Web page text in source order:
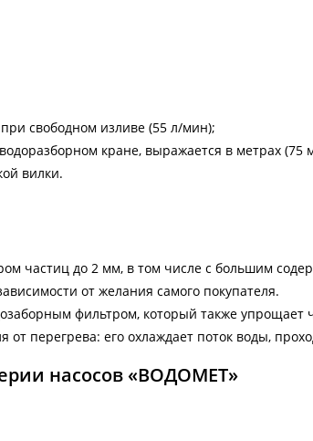
свободном изливе (55 л/мин);
кране, выражается в метрах (75
вилки.
частиц до 2 мм, в том числе с большим
от желания самого покупателя.
фильтром, который также упрощает
от перегрева: его охлаждает поток воды,
насосов «ВОДОМЕТ»